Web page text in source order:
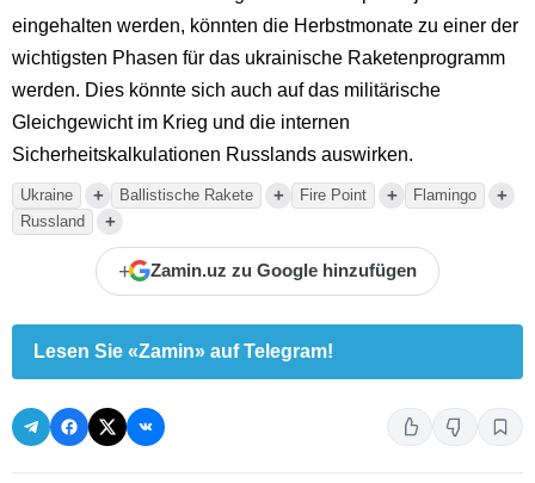
eingehalten werden, könnten die Herbstmonate zu einer der
wichtigsten Phasen für das ukrainische Raketenprogramm
werden. Dies könnte sich auch auf das militärische
Gleichgewicht im Krieg und die internen
Sicherheitskalkulationen Russlands auswirken.
Ukraine + Ballistische Rakete + Fire Point + Flamingo +
Russland +
+ Zamin.uz zu Google hinzufügen
Lesen Sie «Zamin» auf Telegram!